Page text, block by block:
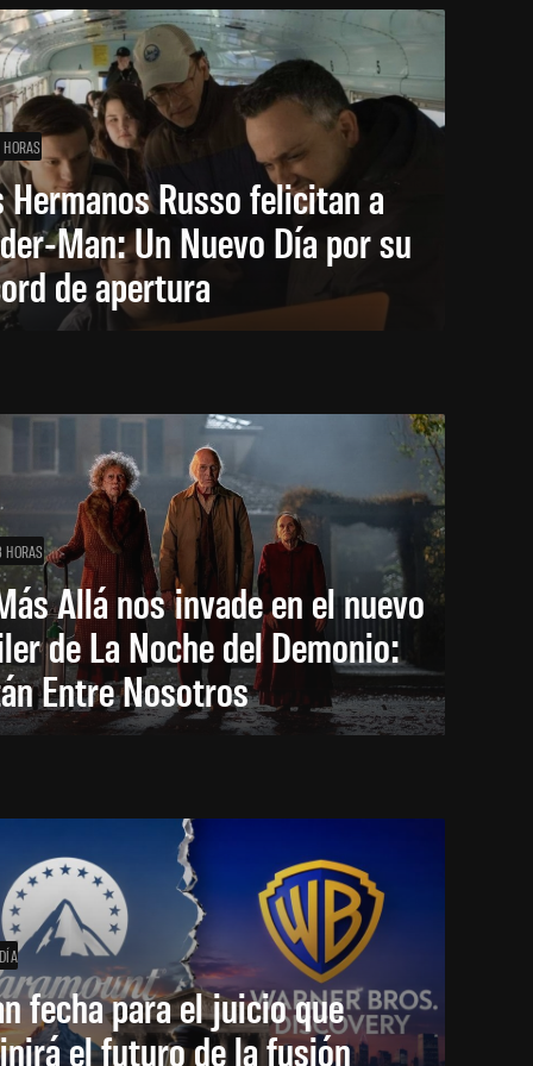
Hermanos Russo felicitan a
Man: Un Nuevo Día por su
de apertura
HORAS
Allá nos invade en el nuevo
de La Noche del Demonio:
Entre Nosotros
fecha para el juicio que
el futuro de la fusión